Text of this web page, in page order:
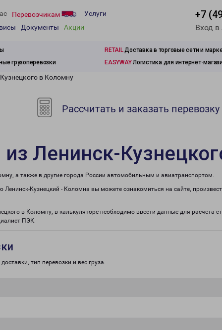
Перевозчикам
Услуги
Документы Акции
+7
Вход
RETAILДоставка в торговые сети и
грузоперевозки EASYWAYЛогистика для интернет-
в Коломну
Рассчитать и заказать перевозку
из Ленинск-
а также в другие города России автомобильным и авиатранспортом.
Кузнецкий - Коломна вы можете ознакомиться на сайте,
в Коломну, в калькуляторе необходимо ввести данные для расчета
ПЭК.
тип перевозки и вес груза.